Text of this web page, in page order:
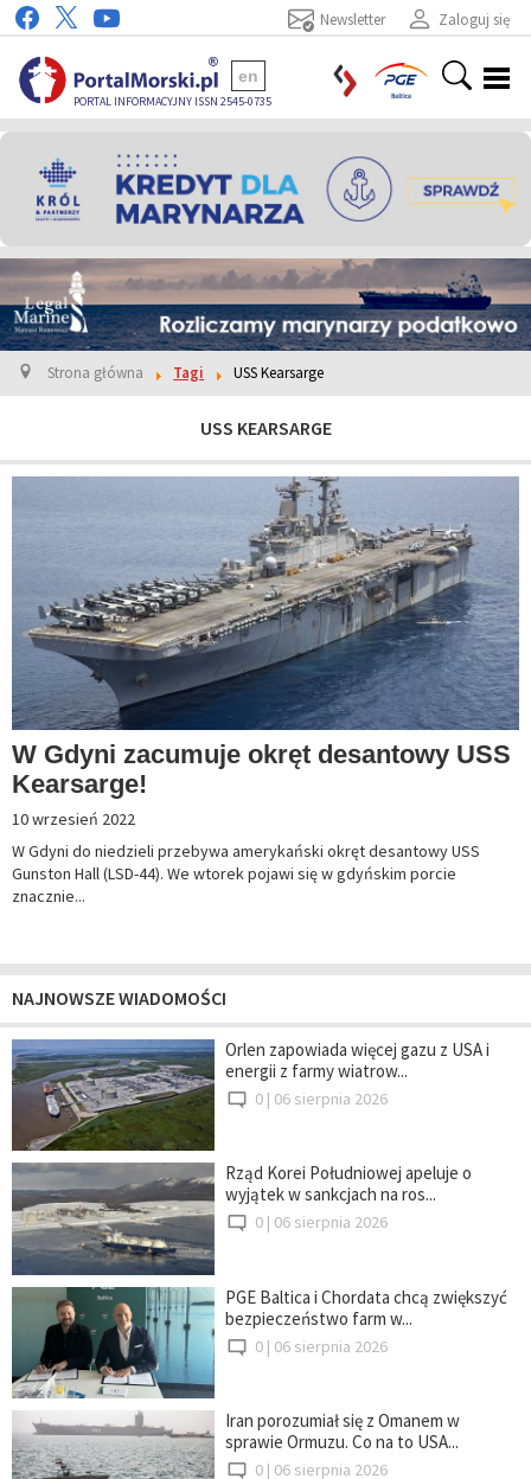
Zaloguj się
Newsletter
PORTAL INFORMACYJNY ISSN 2545-0735
en
Strona główna Tagi USS Kearsarge
USS KEARSARGE
W Gdyni zacumuje okręt desantowy USS
Kearsarge!
10 wrzesień 2022
W Gdyni do niedzieli przebywa amerykański okręt desantowy USS
Gunston Hall (LSD-44). We wtorek pojawi się w gdyńskim porcie
znacznie...
NAJNOWSZE WIADOMOŚCI
Orlen zapowiada więcej gazu z USA i
energii z farmy wiatrow...
0 | 06 sierpnia 2026
Rząd Korei Południowej apeluje o
wyjątek w sankcjach na ros...
0 | 06 sierpnia 2026
PGE Baltica i Chordata chcą zwiększyć
bezpieczeństwo farm w...
0 | 06 sierpnia 2026
Iran porozumiał się z Omanem w
sprawie Ormuzu. Co na to USA...
0 | 06 sierpnia 2026